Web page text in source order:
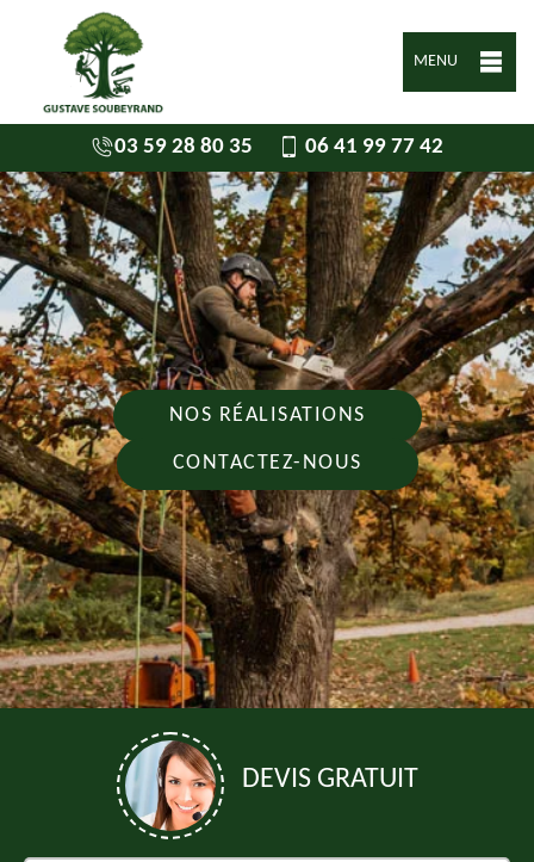
MENU
03 59 28 80 35 06 41 99 77 42
NOS RÉALISATIONS
CONTACTEZ-NOUS
DEVIS GRATUIT